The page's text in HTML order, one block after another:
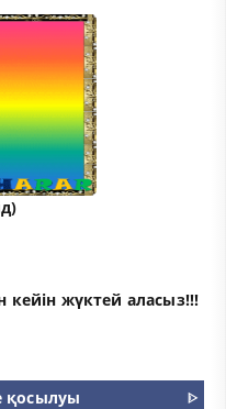
кейін жүктей аласыз!!!
қосылуы
ᐈ